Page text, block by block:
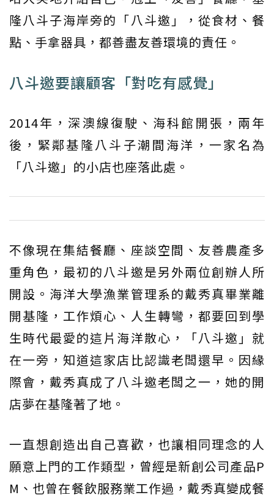
隆八斗子海岸旁的「八斗邀」，從食材、餐
點、手拿器具，都善盡友善環境的責任。
八斗邀要讓顧客「對吃有感覺」
2014年，深澳線復駛、海科館開張，兩年
後，緊鄰基隆八斗子潮間海洋，一家名為
「八斗邀」的小店也座落此處。
不像現在集結餐廳、座談空間、友善農產多
重角色，最初的八斗邀是另外兩位創辦人所
開設。海洋大學漁業管理系的戴秀真畢業離
開基隆，工作煩心、人生轉彎，都要回到學
生時代最愛的這片海洋散心，「八斗邀」就
在一旁，知道這家店比認識老闆還早。因緣
際會，戴秀真成了八斗邀老闆之一，她的開
店夢在基隆著了地。
一直想創造出自己喜歡，也讓相同理念的人
願意上門的工作類型，曾經是新創公司產品P
M、也曾在餐飲服務業工作過，戴秀真變成餐